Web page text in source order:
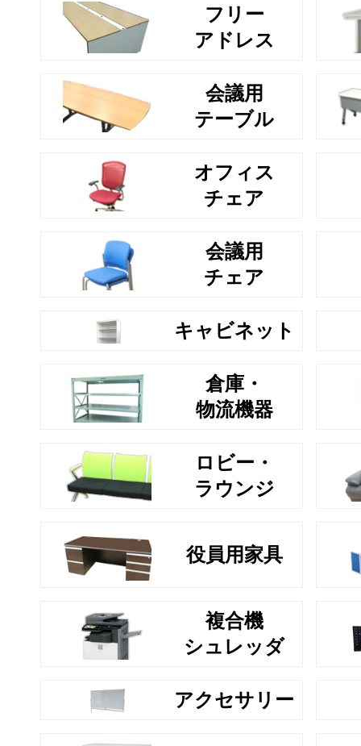
フリー
アドレス
会議用
テーブル
オフィス
チェア
会議用
チェア
キャビネット
倉庫・
物流機器
ロビー・
ラウンジ
役員用家具
複合機
シュレッダ
アクセサリー